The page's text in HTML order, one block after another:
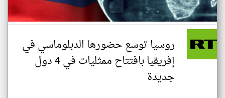
روسيا توسع حضورها الدبلوماسي في
إفريقيا بافتتاح ممثليات في 4 دول
جديدة